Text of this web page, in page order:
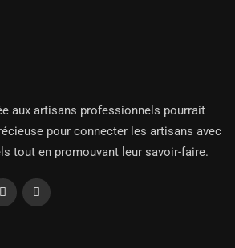
aux artisans professionnels pourrait
pour connecter les artisans avec
tout en promouvant leur savoir-faire.